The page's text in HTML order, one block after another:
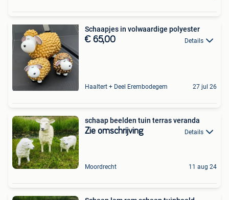
Schaapjes in volwaardige polyester
€ 65,00 Details
Haaltert + Deel Erembodegem 27 jul 26
schaap beelden tuin terras veranda
Zie omschrijving Details
Moordrecht 11 aug 24